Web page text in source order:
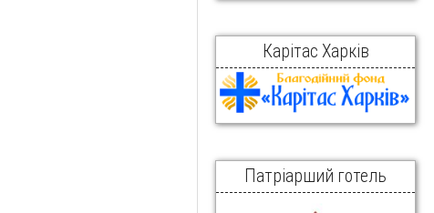
Карітас Харків
Патріарший готель